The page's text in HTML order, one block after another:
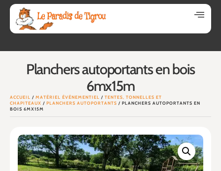
Planchers autoportants en bois
6mx15m
ACCUEIL / MATÉRIEL ÉVÉNEMENTIEL / TENTES, TONNELLES ET
CHAPITEAUX / PLANCHERS AUTOPORTANTS / PLANCHERS AUTOPORTANTS EN
BOIS 6MX15M